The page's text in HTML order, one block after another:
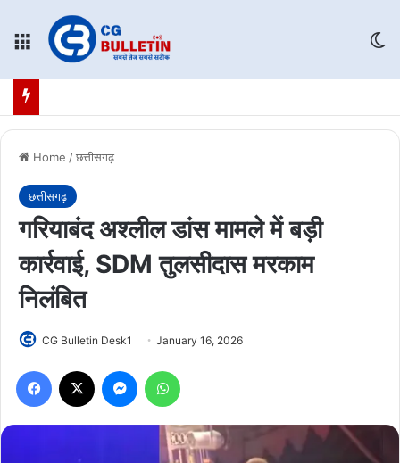
Menu
Home /छत्तीसगढ़
छत्तीसगढ़
गरियाबंद अश्लील डांस मामले में बड़ी
कार्रवाई, SDM तुलसीदास मरकाम
निलंबित
CG Bulletin Desk1 January 16, 2026
Facebook Messenger